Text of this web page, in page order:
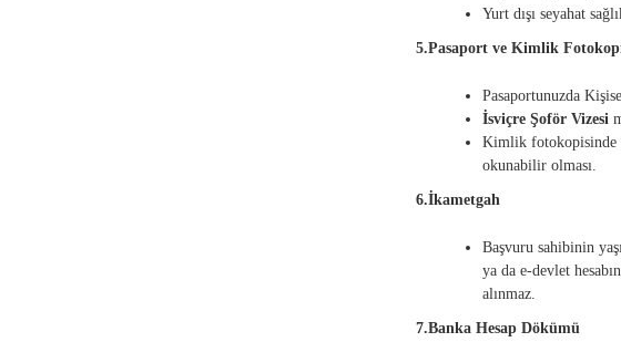
Yurt dışı seyahat
5.Pasaport ve Kimlik
Pasaportunuzda
İsviçre Şoför Vizesi
Kimlik fotokopisinde
okunabilir olması.
6.İkametgah
Başvuru sahibinin
ya da e-devlet
alınmaz.
7.Banka Hesap Dökümü